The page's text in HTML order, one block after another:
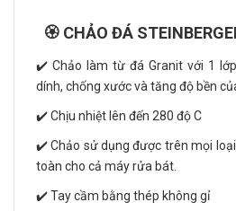
🏵️ CHẢO ĐÁ
✔️ Chảo làm từ đá Granit với 1
dính, chống xước và tăng độ bền
✔️ Chịu nhiệt lên đến 280 độ C
✔️ Chảo sử dụng được trên mọi loại
toàn cho cả máy rửa bát.
✔️ Tay cầm bằng thép không gỉ